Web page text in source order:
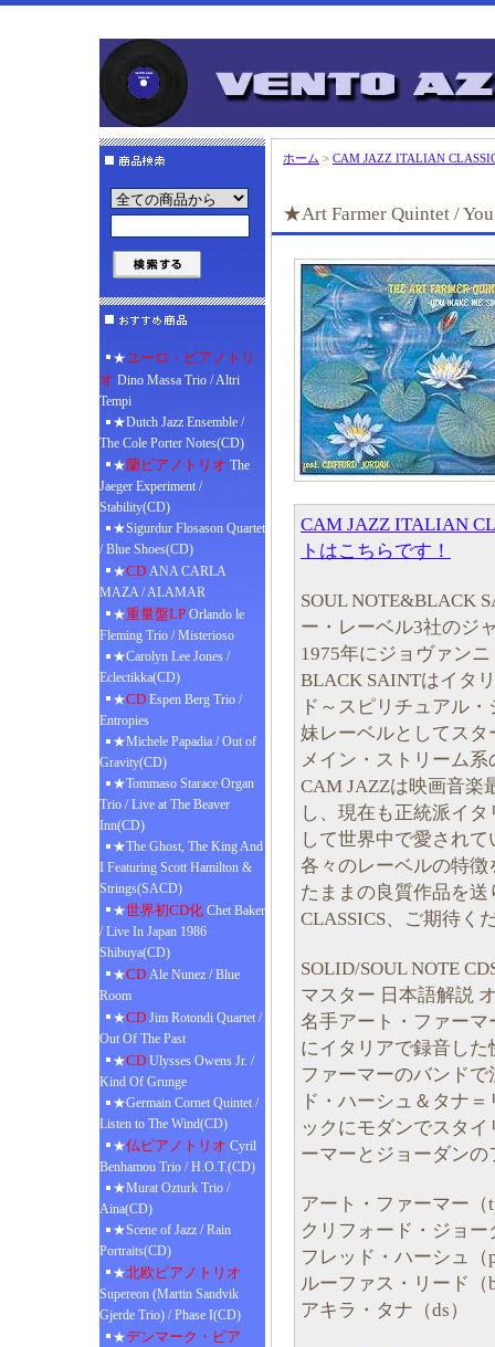
★ユーロ・ピアノトリ
オ Dino Massa Trio / Altri
Tempi
★Dutch Jazz Ensemble /
The Cole Porter Notes(CD)
★蘭ピアノトリオ The
Jaeger Experiment /
Stability(CD)
★Sigurdur Flosason Quartet
/ Blue Shoes(CD)
★CD ANA CARLA
MAZA / ALAMAR
★重量盤LP Orlando le
Fleming Trio / Misterioso
★Carolyn Lee Jones /
Eclectikka(CD)
★CD Espen Berg Trio /
Entropies
★Michele Papadia / Out of
Gravity(CD)
★Tommaso Starace Organ
Trio / Live at The Beaver
Inn(CD)
★The Ghost, The King And
I Featuring Scott Hamilton &
Strings(SACD)
★世界初CD化 Chet Baker
/ Live In Japan 1986
Shibuya(CD)
★CD Ale Nunez / Blue
Room
★CD Jim Rotondi Quartet /
Out Of The Past
★CD Ulysses Owens Jr. /
Kind Of Grunge
★Germain Cornet Quintet /
Listen to The Wind(CD)
★仏ピアノトリオ Cyril
Benhamou Trio / H.O.T.(CD)
★Murat Ozturk Trio /
Aina(CD)
★Scene of Jazz / Rain
Portraits(CD)
★北欧ピアノトリオ
Supereon (Martin Sandvik
Gjerde Trio) / Phase I(CD)
★デンマーク・ピア
ホーム > CAM JAZZ ITALIAN
★Art Farmer Quintet /
CAM JAZZ ITALIAN
トはこちらです！
SOUL NOTE&BLACK
ー・レーベル3社のジ
1975年にジョヴァン
BLACK SAINTはイタ
ド～スピリチュアル
妹レーベルとしてスタ
メイン・ストリーム
CAM JAZZは映画音楽
し、現在も正統派イ
して世界中で愛されて
各々のレーベルの特
たままの良質作品を
CLASSICS、ご期待く
SOLID/SOUL NOTE
マスター 日本語解説
名手アート・ファー
にイタリアで録音した
ファーマーのバンド
ド・ハーシュ＆タナ
ックにモダンでスタ
ーマーとジョーダン
アート・ファーマー（
クリフォード・ジョー
フレッド・ハーシュ（
ルーファス・リード（
アキラ・タナ（ds）